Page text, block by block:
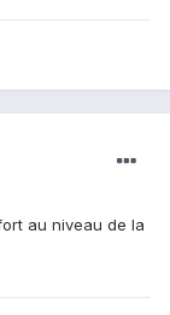
au niveau de la